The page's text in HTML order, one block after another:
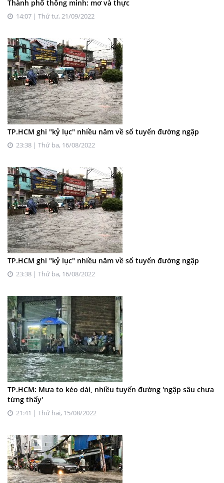
Thành phố thông minh: mơ và thực
14:07 | Thứ tư, 21/09/2022
TP.HCM ghi "kỷ lục" nhiều năm về số tuyến đường ngập
23:38 | Thứ ba, 16/08/2022
TP.HCM ghi "kỷ lục" nhiều năm về số tuyến đường ngập
23:38 | Thứ ba, 16/08/2022
TP.HCM: Mưa to kéo dài, nhiều tuyến đường 'ngập sâu chưa
từng thấy'
21:41 | Thứ hai, 15/08/2022